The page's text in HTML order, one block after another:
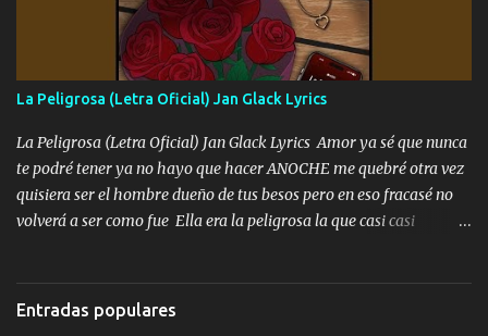
mando un abrazo andamos al cien Choritas también Música
Ando en la colonia bien acelerado traigo un M2 que nunca me ha
fallado para mi compadre mandó un fuerte abrazo también al
Especial sabe que lo apreciamos En los mejores antros me verán
tomando con mujeres hermosas y botellas destapando siempre
bien cuidado bien atrabancado y a los que me conocen ya saben de
lo que hablo Entre lob...
La Peligrosa (Letra Oficial) Jan Glack Lyrics
La Peligrosa (Letra Oficial) Jan Glack Lyrics Amor ya sé que nunca
te podré tener ya no hayo que hacer ANOCHE me quebré otra vez
quisiera ser el hombre dueño de tus besos pero en eso fracasé no
volverá a ser como fue Ella era la peligrosa la que casi casi
años solo pienso en ti mami no me crees se que no me crees
Música Amar me duele estoy rodeado de mujeres pero solo
Entradas populares